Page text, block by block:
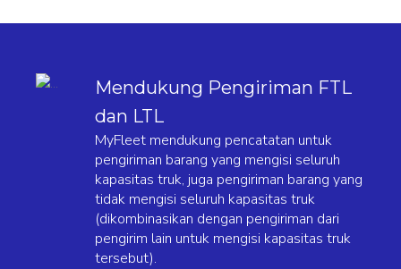
Mendukung Pengiriman FTL
dan LTL
MyFleet mendukung pencatatan untuk
pengiriman barang yang mengisi seluruh
kapasitas truk, juga pengiriman barang yang
tidak mengisi seluruh kapasitas truk
(dikombinasikan dengan pengiriman dari
pengirim lain untuk mengisi kapasitas truk
tersebut).